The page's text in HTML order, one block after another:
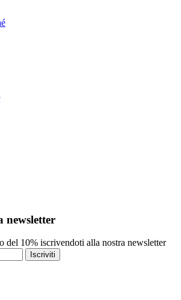
newsletter
del 10% iscrivendoti alla nostra newsletter
Iscriviti